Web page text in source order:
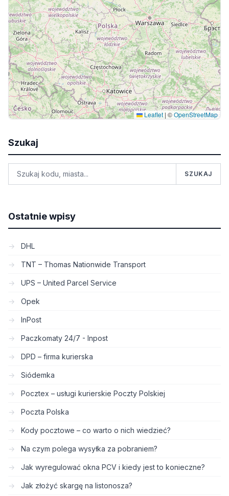
Leaflet | ©OpenStreetMap
Szukaj
SZUKAJ
Ostatnie wpisy
DHL
TNT – Thomas Nationwide Transport
UPS – United Parcel Service
Opek
InPost
Paczkomaty 24/7 - Inpost
DPD – firma kurierska
Siódemka
Pocztex – usługi kurierskie Poczty Polskiej
Poczta Polska
Kody pocztowe – co warto o nich wiedzieć?
Na czym polega wysyłka za pobraniem?
Jak wyregulować okna PCV i kiedy jest to konieczne?
Jak złożyć skargę na listonosza?